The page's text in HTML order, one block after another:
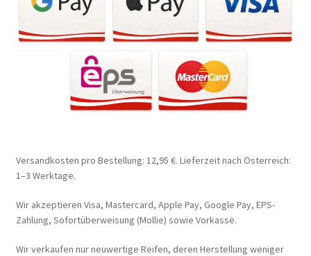
Versandkosten pro Bestellung: 12,95 €. Lieferzeit nach Österreich:
1–3 Werktage.
Wir akzeptieren Visa, Mastercard, Apple Pay, Google Pay, EPS-
Zahlung, Sofortüberweisung (Mollie) sowie Vorkasse.
Wir verkaufen nur neuwertige Reifen, deren Herstellung weniger